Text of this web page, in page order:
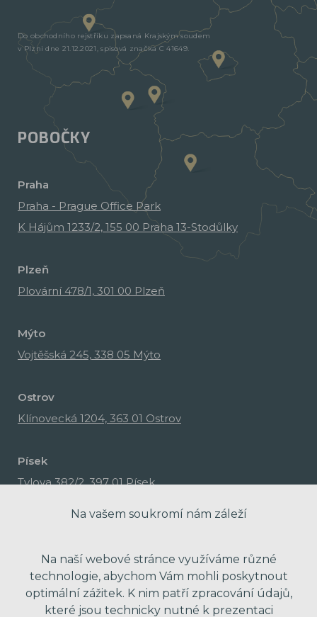
Do obchodního rejstříku zapsaná Krajským soudem
v Plzni dne 21.12.2021, spisová značka C 41649.
POBOČKY
Praha
Praha - Prague Office Park
K Hájům 1233/2, 155 00 Praha 13-Stodůlky
Plzeň
Plovární 478/1, 301 00 Plzeň
Mýto
Vojtěšská 245, 338 05 Mýto
Ostrov
Klínovecká 1204, 363 01 Ostrov
Písek
Tylova 382/2, 397 01 Písek
Na vašem soukromí nám záleží
Na naší webové stránce využíváme různé
technologie, abychom Vám mohli poskytnout
optimální zážitek. K nim patří zpracování údajů,
které jsou technicky nutné k prezentaci